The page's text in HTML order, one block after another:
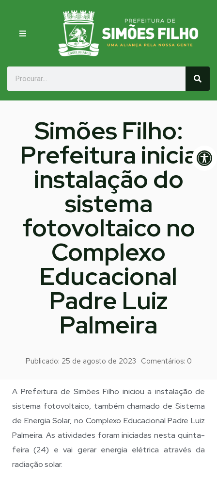
Simões Filho:
Prefeitura inicia
instalação do
sistema
fotovoltaico no
Complexo
Educacional
Padre Luiz
Palmeira
Publicado: 25 de agosto de 2023 Comentários: 0
A Prefeitura de Simões Filho iniciou a instalação de
sistema fotovoltaico, também chamado de Sistema
de Energia Solar, no Complexo Educacional Padre Luiz
Palmeira. As atividades foram iniciadas nesta quinta-
feira (24) e vai gerar energia elétrica através da
radiação solar.